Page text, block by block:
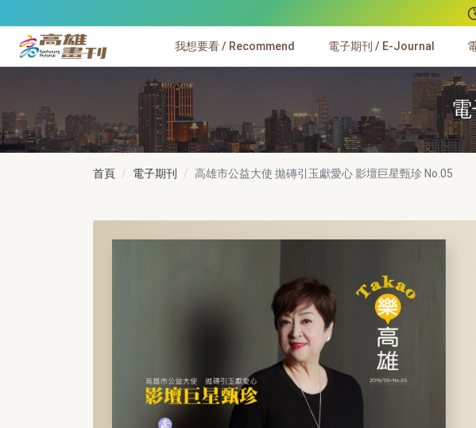
高雄畫刊
我想要看 / Recommend 電子期刊 / E-Journal
首頁 電子期刊 高雄市公益大使 拋磚引玉獻愛心 影壇巨星甄珍 No.05